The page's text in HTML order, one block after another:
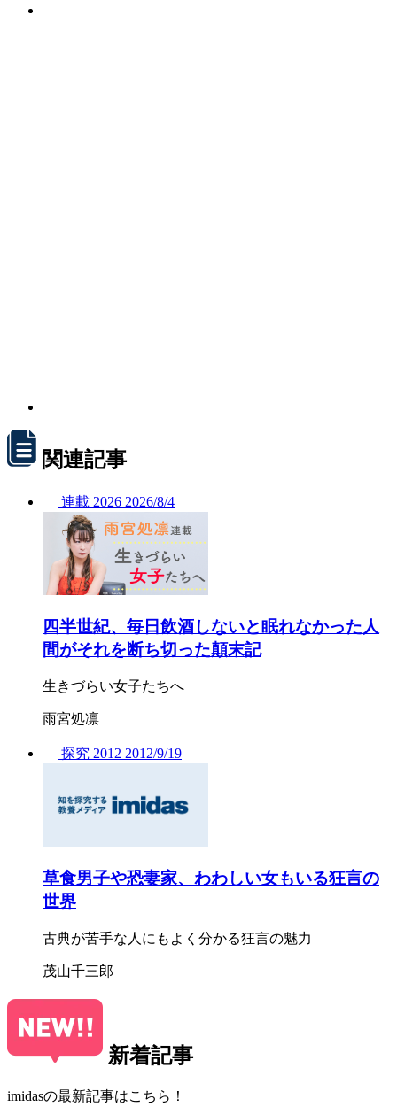
関連記事
連載 2026 2026/8/4
四半世紀、毎日飲酒しないと眠れなかった人
間がそれを断ち切った顛末記
生きづらい女子たちへ
雨宮処凛
探究 2012 2012/9/19
草食男子や恐妻家、わわしい女もいる狂言の
世界
古典が苦手な人にもよく分かる狂言の魅力
茂山千三郎
新着記事
imidasの最新記事はこちら！